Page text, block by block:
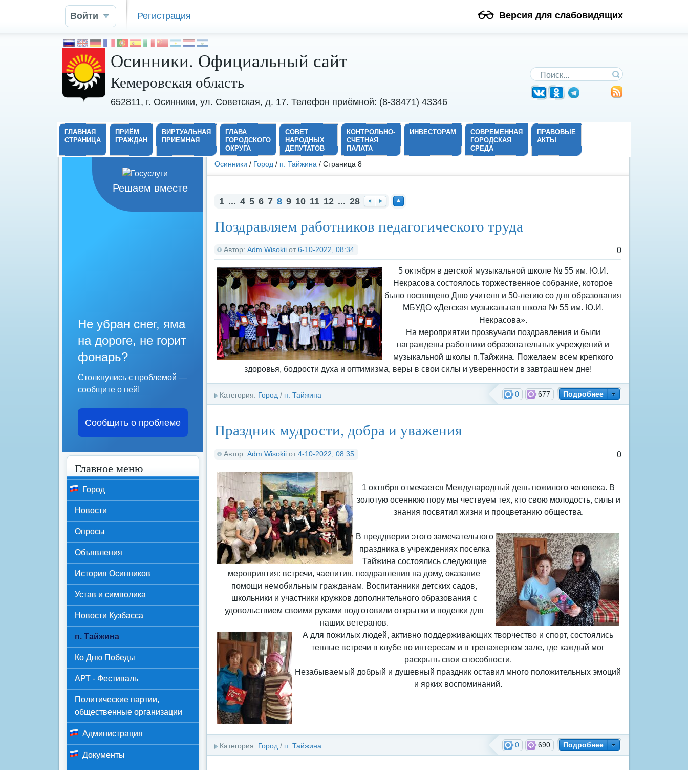
Версия для слабовидящих
Войти Регистрация
Поиск по сайту
Осинники. Официальный сайт
Кемеровская область
652811, г. Осинники, ул. Советская, д. 17. Телефон приёмной: (8-38471) 43346
ГЛАВНАЯ
СТРАНИЦА
ПРИЁМ
ГРАЖДАН
ВИРТУАЛЬНАЯ
ПРИЕМНАЯ
ГЛАВА
ГОРОДСКОГО
ОКРУГА
СОВЕТ
НАРОДНЫХ
ДЕПУТАТОВ
КОНТРОЛЬНО-
СЧЕТНАЯ
ПАЛАТА
ИНВЕСТОРАМ
СОВРЕМЕННАЯ
ГОРОДСКАЯ
СРЕДА
ПРАВОВЫЕ
АКТЫ
Осинники / Город / п. Тайжина / Страница 8
1 ... 4 5 6 7 8 9 10 11 12 ... 28
за
ер ве
рх
Поздравляем работников педагогического труда
Автор: Adm.Wisokii от 6-10-2022, 08:34 0
5 октября в детской музыкальной школе № 55 им. Ю.И.
Некрасова состоялось торжественное собрание, которое
было посвящено Дню учителя и 50-летию со дня образования
МБУДО «Детская музыкальная школа № 55 им. Ю.И.
Некрасова».
На мероприятии прозвучали поздравления и были
награждены работники образовательных учреждений и
музыкальной школы п.Тайжина. Пожелаем всем крепкого
здоровья, бодрости духа и оптимизма, веры в свои силы и уверенности в завтрашнем дне!
Подробнее
677
0
Категория: Город / п. Тайжина
Праздник мудрости, добра и уважения
Автор: Adm.Wisokii от 4-10-2022, 08:35 0
1 октября отмечается Международный день пожилого человека. В
золотую осеннюю пору мы чествуем тех, кто свою молодость, силы и
знания посвятил жизни и процветанию общества.
В преддверии этого замечательного
праздника в учреждениях поселка
Тайжина состоялись следующие
мероприятия: встречи, чаепития, поздравления на дому, оказание
помощи немобильным гражданам. Воспитанники детских садов,
школьники и участники кружков дополнительного образования с
удовольствием своими руками подготовили открытки и поделки для
наших ветеранов.
А для пожилых людей, активно поддерживающих творчество и спорт, состоялись
теплые встречи в клубе по интересам и в тренажерном зале, где каждый мог
раскрыть свои способности.
Незабываемый добрый и душевный праздник оставил много положительных эмоций
и ярких воспоминаний.
Подробнее
690
0
Категория: Город / п. Тайжина
Решаем вместе
Не убран снег, яма
на дороге, не горит
фонарь?
Столкнулись с проблемой —
сообщите о ней!
Сообщить о проблеме
Главное меню
Город
Новости
Опросы
Объявления
История Осинников
Устав и символика
Новости Кузбасса
п. Тайжина
Ко Дню Победы
АРТ - Фестиваль
Политические партии,
общественные организации
Администрация
Документы